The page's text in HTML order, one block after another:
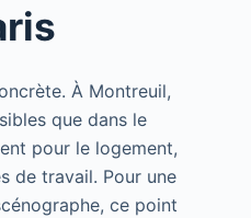
À Montreuil,
que dans le
pour le logement,
de travail. Pour une
ce point